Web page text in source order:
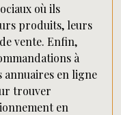
où ils
produits, leurs
vente. Enfin,
à
annuaires en ligne
trouver
en